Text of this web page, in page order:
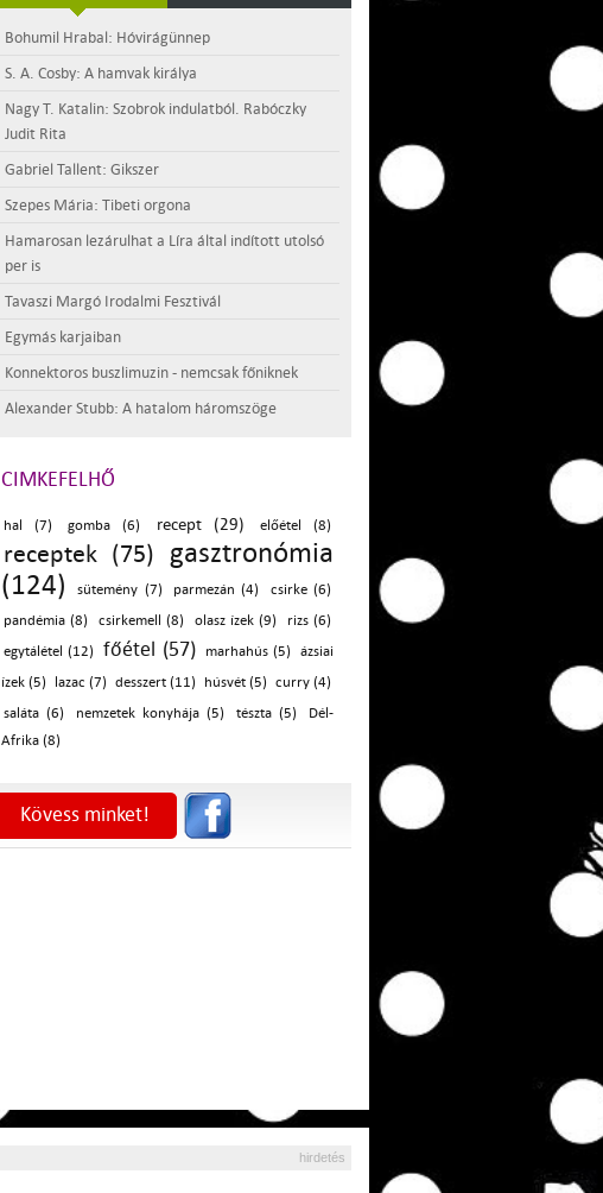
Bohumil Hrabal: Hóvirágünnep
S. A. Cosby: A hamvak királya
Nagy T. Katalin: Szobrok indulatból. Rabóczky
Judit Rita
Gabriel Tallent: Gikszer
Szepes Mária: Tibeti orgona
Hamarosan lezárulhat a Líra által indított utolsó
per is
Tavaszi Margó Irodalmi Fesztivál
Egymás karjaiban
Konnektoros buszlimuzin - nemcsak főniknek
Alexander Stubb: A hatalom háromszöge
CIMKEFELHŐ
hal (7) gomba (6) recept (29) előétel (8)
receptek (75)
gasztronómia
(124)
sütemény (7) parmezán (4)
csirke (6)
pandémia (8)
csirkemell (8) olasz ízek (9)
rizs (6)
egytálétel (12)
főétel (57) marhahús (5)
ázsiai
ízek (5)
lazac (7) desszert (11) húsvét (5)
curry (4)
saláta (6)
nemzetek konyhája (5) tészta (5)
Dél-
Afrika (8)
Kövess minket!
hirdetés